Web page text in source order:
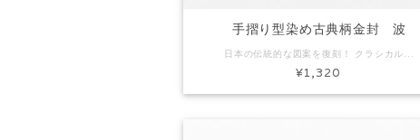
手摺り型染め古典柄金封 波
¥1,320